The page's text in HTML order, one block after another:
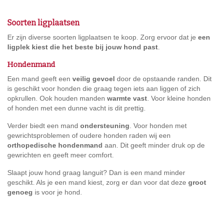
Soorten ligplaatsen
Er zijn diverse soorten ligplaatsen te koop. Zorg ervoor dat je een
ligplek kiest die het beste bij jouw hond past.
Hondenmand
Een mand geeft een veilig gevoel door de opstaande randen. Dit
is geschikt voor honden die graag tegen iets aan liggen of zich
opkrullen. Ook houden manden warmte vast. Voor kleine honden
of honden met een dunne vacht is dit prettig.
Verder biedt een mand ondersteuning. Voor honden met
gewrichtsproblemen of oudere honden raden wij een
orthopedische hondenmand aan. Dit geeft minder druk op de
gewrichten en geeft meer comfort.
Slaapt jouw hond graag languit? Dan is een mand minder
geschikt. Als je een mand kiest, zorg er dan voor dat deze groot
genoeg is voor je hond.